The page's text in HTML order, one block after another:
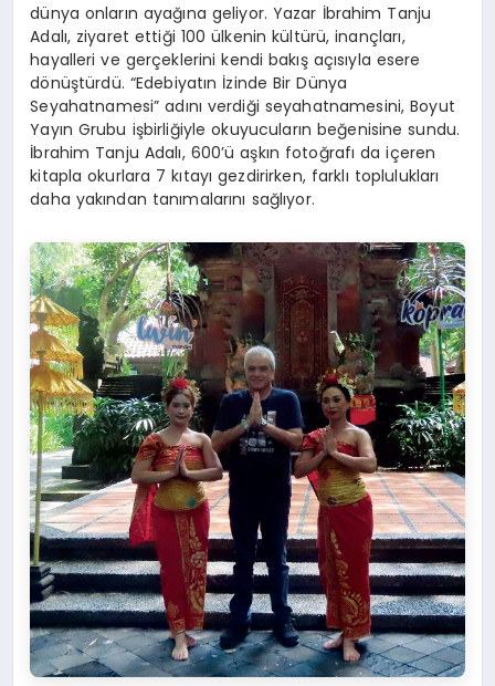
dünya onların ayağına geliyor. Yazar İbrahim Tanju
Adalı, ziyaret ettiği 100 ülkenin kültürü, inançları,
hayalleri ve gerçeklerini kendi bakış açısıyla esere
dönüştürdü. “Edebiyatın İzinde Bir Dünya
Seyahatnamesi” adını verdiği seyahatnamesini, Boyut
Yayın Grubu işbirliğiyle okuyucuların beğenisine sundu.
İbrahim Tanju Adalı, 600’ü aşkın fotoğrafı da içeren
kitapla okurlara 7 kıtayı gezdirirken, farklı toplulukları
daha yakından tanımalarını sağlıyor.